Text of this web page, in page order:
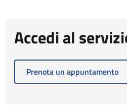
Accedi al
Prenota un appuntamento